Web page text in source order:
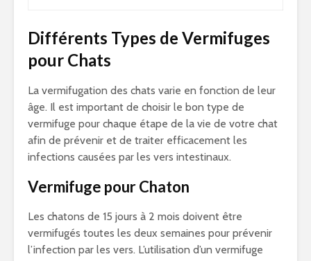
Différents Types de Vermifuges
pour Chats
La vermifugation des chats varie en fonction de leur
âge. Il est important de choisir le bon type de
vermifuge pour chaque étape de la vie de votre chat
afin de prévenir et de traiter efficacement les
infections causées par les vers intestinaux.
Vermifuge pour Chaton
Les chatons de 15 jours à 2 mois doivent être
vermifugés toutes les deux semaines pour prévenir
l’infection par les vers. L’utilisation d’un vermifuge